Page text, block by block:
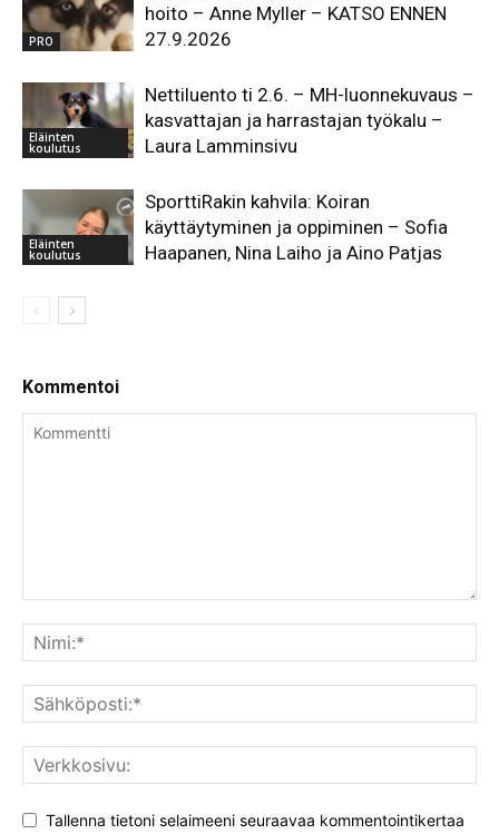
PRO
hoito – Anne Myller – KATSO ENNEN
27.9.2026
Eläinten
koulutus
Nettiluento ti 2.6. – MH-luonnekuvaus –
kasvattajan ja harrastajan työkalu –
Laura Lamminsivu
Eläinten
koulutus
SporttiRakin kahvila: Koiran
käyttäytyminen ja oppiminen – Sofia
Haapanen, Nina Laiho ja Aino Patjas
Kommentoi
Tallenna tietoni selaimeeni seuraavaa kommentointikertaa